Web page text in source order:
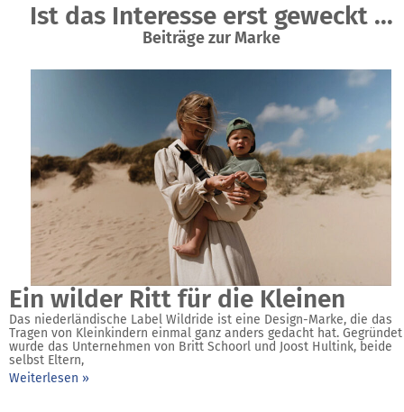
Ist das Interesse erst geweckt ...
Beiträge zur Marke
Ein wilder Ritt für die Kleinen
Das niederländische Label Wildride ist eine Design-Marke, die das
Tragen von Kleinkindern einmal ganz anders gedacht hat. Gegründet
wurde das Unternehmen von Britt Schoorl und Joost Hultink, beide
selbst Eltern,
Weiterlesen »